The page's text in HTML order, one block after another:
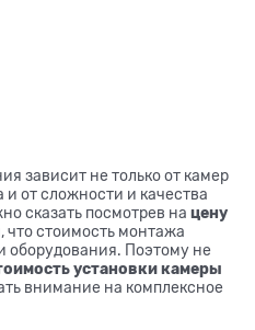
зависит не только от камер
и от сложности и качества
сказать посмотрев нацену
что стоимость монтажа
оборудования. Поэтому не
установки камеры
внимание на комплексное